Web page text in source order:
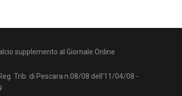
supplemento al Giornale Online
Trib. di Pescara n.08/08 dell'11/04/08 -